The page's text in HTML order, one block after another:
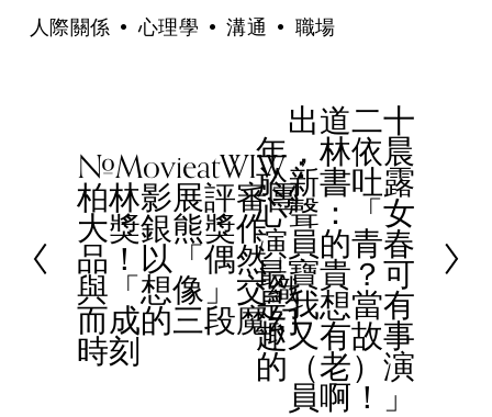
人際關係 心理學 溝通 職場
P
r
e
v
i
o
u
#MovieatWIW：
柏林影展評審團
大獎銀熊獎作
品！以「偶然」
與「想像」交織
而成的三段魔幻
時刻
e
x
t
出道二十
年，林依晨
於新書吐露
心聲：「女
演員的青春
最寶貴？可
是我想當有
趣又有故事
的（老）演
員啊！」